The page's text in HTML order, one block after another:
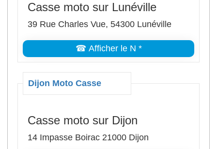
Casse moto sur Lunéville
39 Rue Charles Vue, 54300 Lunéville
☎ Afficher le N *
Dijon Moto Casse
Casse moto sur Dijon
14 Impasse Boirac 21000 Dijon